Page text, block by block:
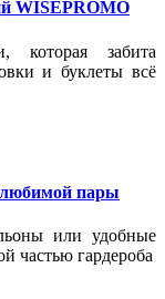
WISEPROMO
которая забита
и буклеты всё
любимой пары
или удобные
частью гардероба